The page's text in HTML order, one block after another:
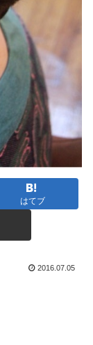
はてブ
2016.07.05